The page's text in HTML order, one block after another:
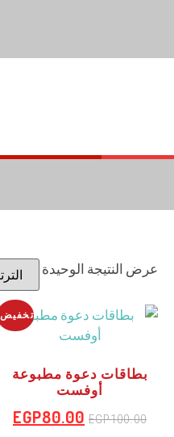
عرض النتيجة الوحيدة
تخفيض!
بطاقات دعوة مطبوعة
أوفست
EGP100.00
EGP80.00